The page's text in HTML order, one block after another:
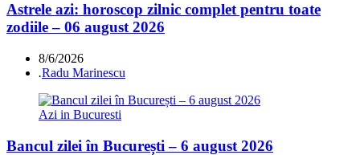
Astrele azi: horoscop zilnic complet pentru toate
zodiile – 06 august 2026
8/6/2026
.Radu Marinescu
Azi in Bucuresti
Bancul zilei în București – 6 august 2026